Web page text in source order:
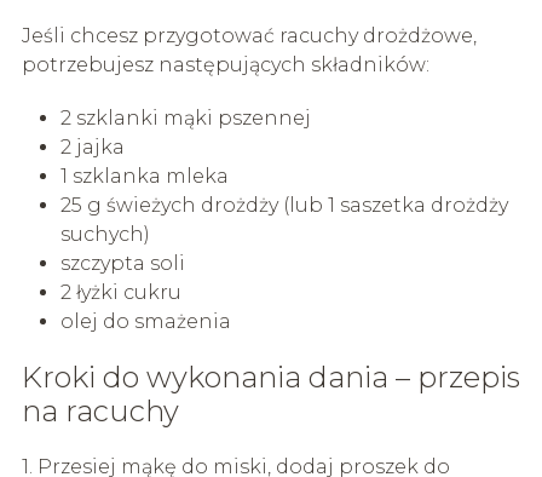
Jeśli chcesz przygotować racuchy drożdżowe,
potrzebujesz następujących składników:
2 szklanki mąki pszennej
2 jajka
1 szklanka mleka
25 g świeżych drożdży (lub 1 saszetka drożdży
suchych)
szczypta soli
2 łyżki cukru
olej do smażenia
Kroki do wykonania dania – przepis
na racuchy
1. Przesiej mąkę do miski, dodaj proszek do